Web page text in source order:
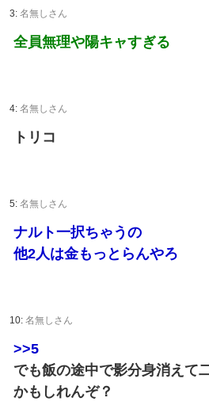
3: 名無しさん
全員無理や陽キャすぎる
4: 名無しさん
トリコ
5: 名無しさん
ナルト一択ちゃうの
他2人は金もっとらんやろ
10: 名無しさん
>>5
でも飯の途中で影分身消えて
かもしれんぞ？